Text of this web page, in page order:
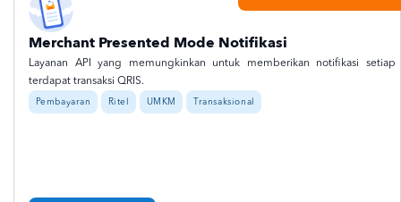
Merchant Presented Mode Notifikasi
Layanan API yang memungkinkan untuk memberikan notifikasi setiap
terdapat transaksi QRIS.
Pembayaran Ritel UMKM Transaksional